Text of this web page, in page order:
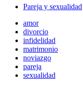
Pareja y sexualidad
amor
divorcio
infidelidad
matrimonio
noviazgo
pareja
sexualidad